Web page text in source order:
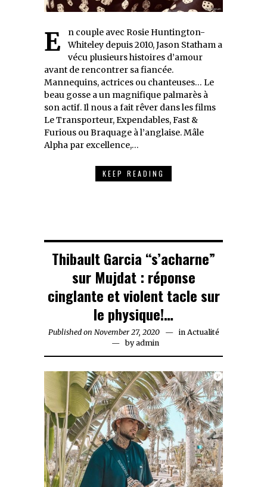
En couple avec Rosie Huntington-
Whiteley depuis 2010, Jason Statham a
vécu plusieurs histoires d’amour
avant de rencontrer sa fiancée.
Mannequins, actrices ou chanteuses… Le
beau gosse a un magnifique palmarès à
son actif. Il nous a fait rêver dans les films
Le Transporteur, Expendables, Fast &
Furious ou Braquage à l’anglaise. Mâle
Alpha par excellence,…
KEEP READING
Thibault Garcia “s’acharne”
sur Mujdat : réponse
cinglante et violent tacle sur
le physique!…
Published on November 27, 2020November
2020
in Actualité
byadmin